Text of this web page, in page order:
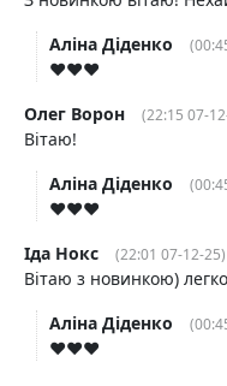
Аліна Діденко
♥️♥️♥️
Олег Ворон
(22:15 07-
Вітаю!
Аліна Діденко
♥️♥️♥️
Іда Нокс
(22:01 07-12-25)
Вітаю з новинкою)
Аліна Діденко
♥️♥️♥️